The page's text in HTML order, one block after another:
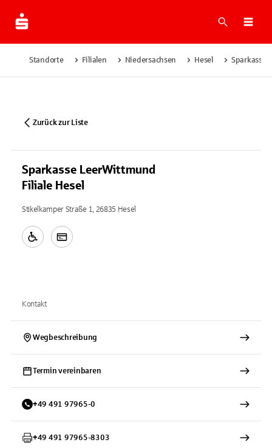
Suche
Standorte Filialen Niedersachsen Hesel Sparkasse
Zurück zur Liste
Sparkasse LeerWittmund
Filiale Hesel
Stikelkamper Straße 1, 26835 Hesel
Kontakt
Wegbeschreibung
Termin vereinbaren
+49 491 97965-0
+49 491 97965-8303